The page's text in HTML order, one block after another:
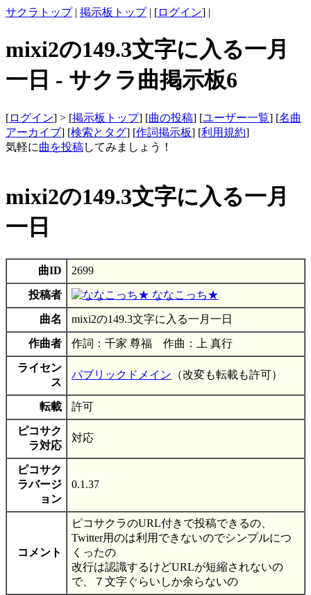
サクラトップ| 掲示板トップ| [ログイン] |
mixi2の149.3文字に入る一月
一日 - サクラ曲掲示板6
[ログイン] > [掲示板トップ] [曲の投稿] [ユーザー一覧] [名曲
アーカイブ] [検索とタグ] [作詞掲示板] [利用規約]
気軽に曲を投稿してみましょう！
mixi2の149.3文字に入る一月
一日
曲ID 2699
投稿者 ななこっち★
曲名 mixi2の149.3文字に入る一月一日
作曲者 作詞：千家 尊福 作曲：上 真行
ライセン
ス
パブリックドメイン （改変も転載も許可）
転載 許可
ピコサク
ラ対応
対応
ピコサク
ラバージ
ョン
0.1.37
コメント
ピコサクラのURL付きで投稿できるの、
Twitter用のは利用できないのでシンプルにつ
くったの
改行は認識するけどURLが短縮されないの
で、７文字ぐらいしか余らないの